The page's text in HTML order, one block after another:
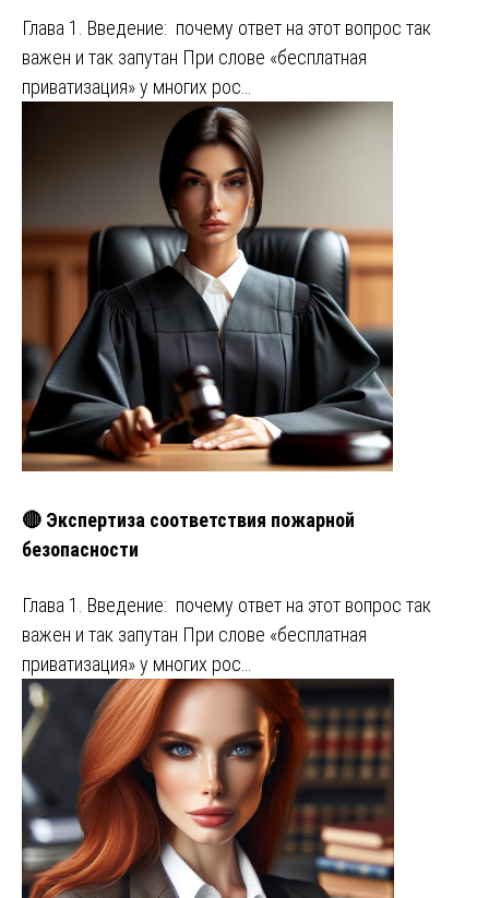
Глава 1. Введение: почему ответ на этот вопрос так
важен и так запутан При слове «бесплатная
приватизация» у многих рос…
🔴 Экспертиза соответствия пожарной
безопасности
Глава 1. Введение: почему ответ на этот вопрос так
важен и так запутан При слове «бесплатная
приватизация» у многих рос…